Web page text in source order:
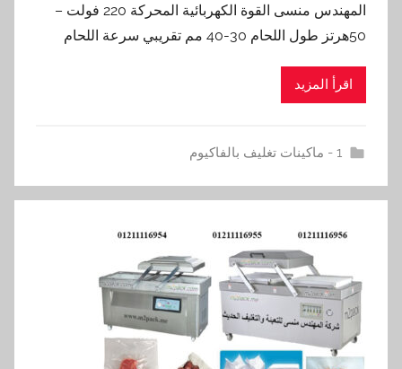
المهندس منسى القوة الكهربائية المحركة 220 فولت –
50هرتز طول اللحام 30-40 مم تقريبي سرعة اللحام
اقرأ المزيد
1 - ماكينات تغليف بالفاكيوم